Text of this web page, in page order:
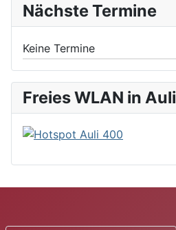
Nächste Termine
Keine Termine
Freies WLAN in Auli